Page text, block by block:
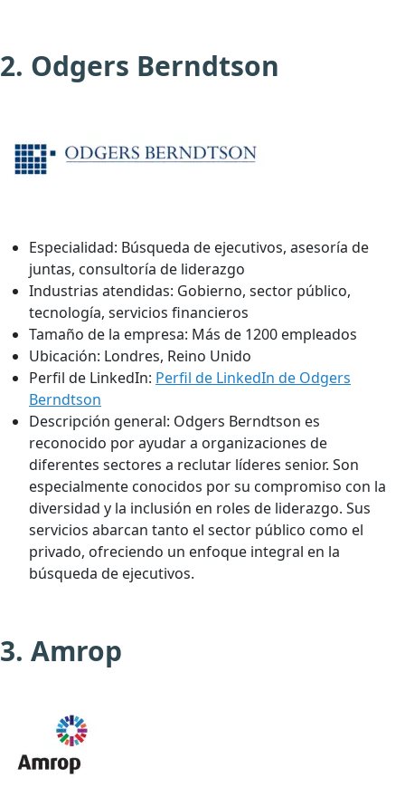
2. Odgers Berndtson
Especialidad: Búsqueda de ejecutivos, asesoría de
juntas, consultoría de liderazgo
Industrias atendidas: Gobierno, sector público,
tecnología, servicios financieros
Tamaño de la empresa: Más de 1200 empleados
Ubicación: Londres, Reino Unido
Perfil de LinkedIn: Perfil de LinkedIn de Odgers
Berndtson
Descripción general: Odgers Berndtson es
reconocido por ayudar a organizaciones de
diferentes sectores a reclutar líderes senior. Son
especialmente conocidos por su compromiso con la
diversidad y la inclusión en roles de liderazgo. Sus
servicios abarcan tanto el sector público como el
privado, ofreciendo un enfoque integral en la
búsqueda de ejecutivos.
3. Amrop